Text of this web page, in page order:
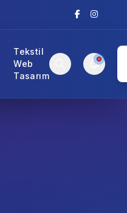
Tekstil
Web
Tasarım